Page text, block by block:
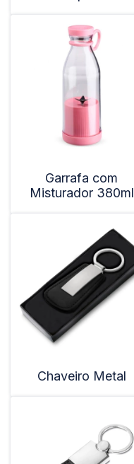
Garrafa com
Misturador 380ml
Chaveiro Metal